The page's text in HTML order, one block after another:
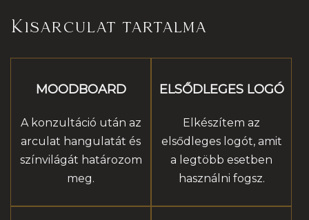
Kisarculat tartalma
MOODBOARD
A konzultáció után az
arculat hangulatát és
színvilágát határozom
meg.
ELSŐDLEGES LOGÓ
Elkészítem az
elsődleges logót, amit
a legtöbb esetben
használni fogsz.